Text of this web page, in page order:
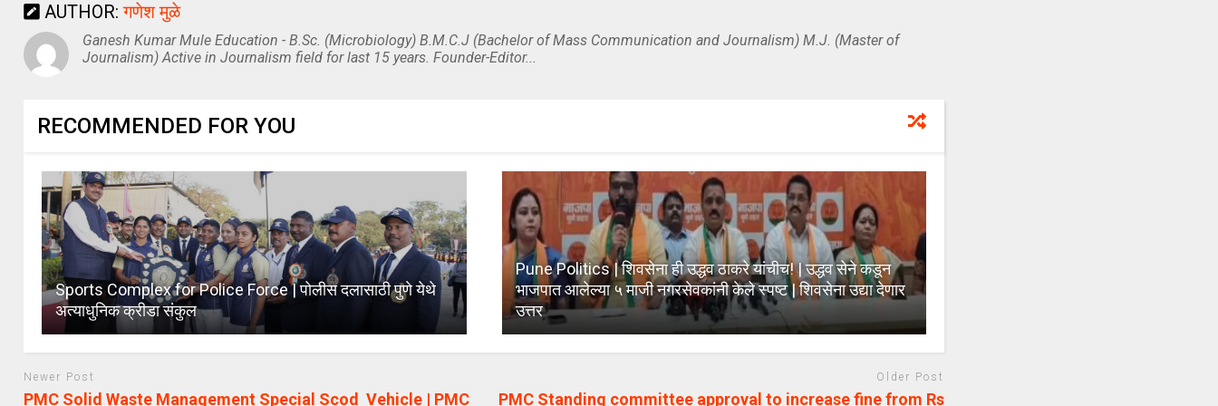
AUTHOR:गणेश मुळे
Ganesh Kumar Mule Education - B.Sc. (Microbiology) B.M.C.J (Bachelor of Mass Communication and Journalism) M.J. (Master of
Journalism) Active in Journalism field for last 15 years. Founder-Editor...
RECOMMENDED FOR YOU
Sports Complex for Police Force | पोलीस दलासाठी पुणे येथे
अत्याधुनिक क्रीडा संकुल
Pune Politics | शिवसेना ही उद्धव ठाकरे यांचीच! | उद्धव सेने कडून
भाजपात आलेल्या ५ माजी नगरसेवकांनी केले स्पष्ट | शिवसेना उद्या देणार
उत्तर
Newer Post
PMC Solid Waste Management Special Scod Vehicle | PMC
Older Post
PMC Standing committee approval to increase fine from Rs